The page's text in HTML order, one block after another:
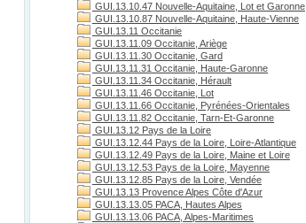
GUI.13.10.47 Nouvelle-Aquitaine, Lot et Garonne
GUI.13.10.87 Nouvelle-Aquitaine, Haute-Vienne
GUI.13.11 Occitanie
GUI.13.11.09 Occitanie, Ariège
GUI.13.11.30 Occitanie, Gard
GUI.13.11.31 Occitanie, Haute-Garonne
GUI.13.11.34 Occitanie, Hérault
GUI.13.11.46 Occitanie, Lot
GUI.13.11.66 Occitanie, Pyrénées-Orientales
GUI.13.11.82 Occitanie, Tarn-Et-Garonne
GUI.13.12 Pays de la Loire
GUI.13.12.44 Pays de la Loire, Loire-Atlantique
GUI.13.12.49 Pays de la Loire, Maine et Loire
GUI.13.12.53 Pays de la Loire, Mayenne
GUI.13.12.85 Pays de la Loire, Vendée
GUI.13.13 Provence Alpes Côte d'Azur
GUI.13.13.05 PACA, Hautes Alpes
GUI.13.13.06 PACA, Alpes-Maritimes